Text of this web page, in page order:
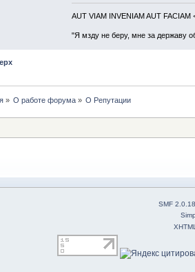
AUT VIAM INVENIAM AUT FACIAM
"Я мзду не беру, мне за державу
» О работе форума» О Репутации
SMF 2.0.18